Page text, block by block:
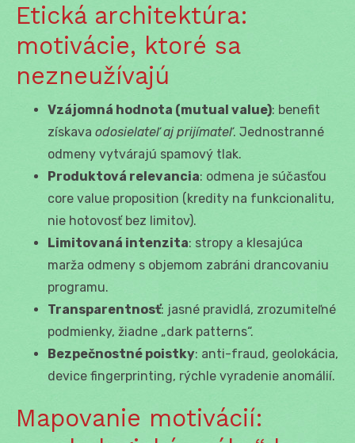
Etická architektúra:
motivácie, ktoré sa
nezneužívajú
Vzájomná hodnota (mutual value): benefit
získava odosielateľ aj prijímateľ. Jednostranné
odmeny vytvárajú spamový tlak.
Produktová relevancia: odmena je súčasťou
core value proposition (kredity na funkcionalitu,
nie hotovosť bez limitov).
Limitovaná intenzita: stropy a klesajúca
marža odmeny s objemom zabráni drancovaniu
programu.
Transparentnosť: jasné pravidlá, zrozumiteľné
podmienky, žiadne „dark patterns“.
Bezpečnostné poistky: anti-fraud, geolokácia,
device fingerprinting, rýchle vyradenie anomálií.
Mapovanie motivácií: